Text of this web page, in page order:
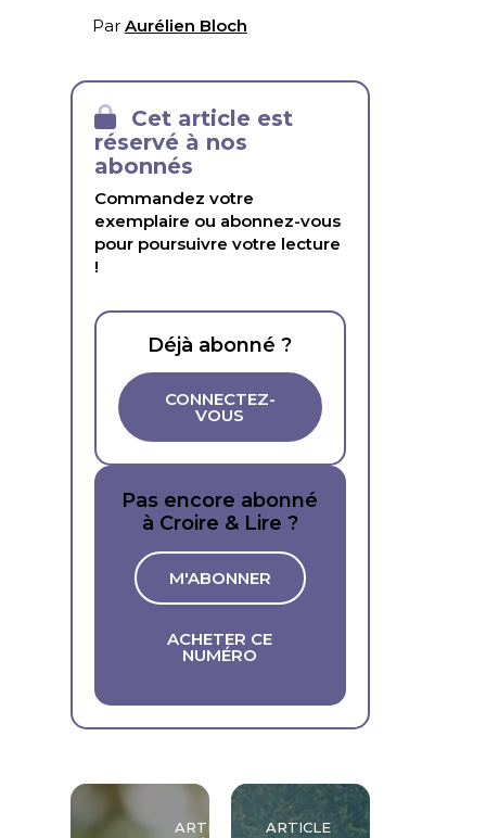
Par Aurélien Bloch
Cet article est
réservé à nos
abonnés
Commandez votre
exemplaire ou abonnez-vous
pour poursuivre votre lecture
!
Déjà abonné ?
CONNECTEZ-
VOUS
Pas encore abonné
à Croire & Lire ?
M'ABONNER
ACHETER CE
NUMÉRO
ARTICLE
ARTICLE